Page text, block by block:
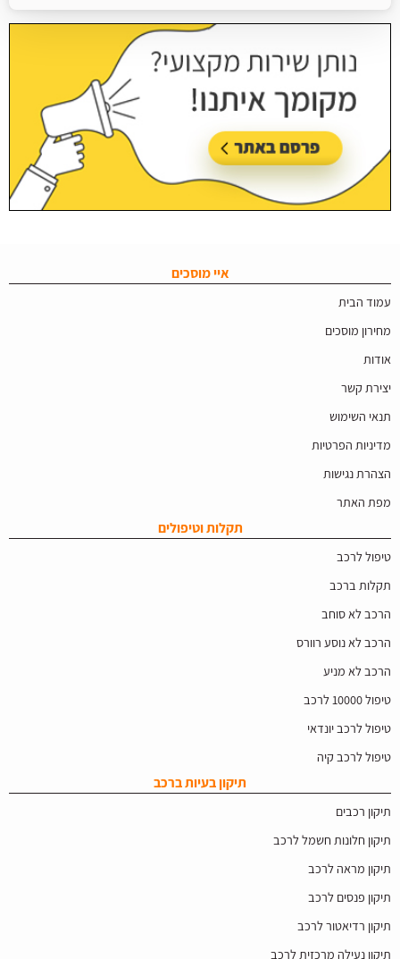
עודכן בתאריך:16/07/2026, בשעה 09:07
איי מוסכים
עמוד הבית
מחירון מוסכים
אודות
יצירת קשר
תנאי השימוש
מדיניות הפרטיות
הצהרת נגישות
מפת האתר
תקלות וטיפולים
טיפול לרכב
תקלות ברכב
הרכב לא סוחב
הרכב לא נוסע רוורס
הרכב לא מניע
טיפול 10000 לרכב
טיפול לרכב יונדאי
טיפול לרכב קיה
תיקון בעיות ברכב
תיקון רכבים
תיקון חלונות חשמל לרכב
תיקון מראה לרכב
תיקון פנסים לרכב
תיקון רדיאטור לרכב
תיקון נעילה מרכזית לרכב